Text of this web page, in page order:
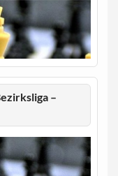
–